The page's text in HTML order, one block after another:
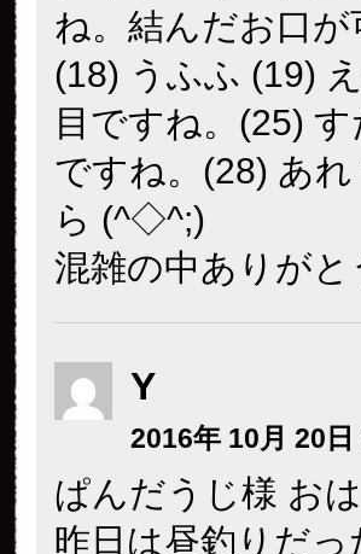
ね。結んだお口
(18) うふふ (19)
目ですね。(25)
ですね。(28) あ
ら (^◇^;)
混雑の中ありが
Y
2016年 10月 20日
ぱんだうじ様 お
昨日は昼釣りだ